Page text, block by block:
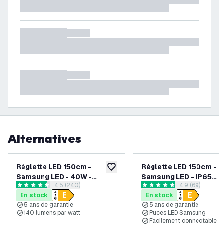
Alternatives
ajouter à la liste de souhaits
Réglette LED 150cm -
Samsung LED - 40W -
6500K - 5 ans de garantie
ouvrir le tiroir des avis
4.5 étoiles de notation
4.5 (240)
En stock
5 ans de garantie
140 lumens par watt
Réglette LED 150cm -
Samsung LED - IP65
Étanche - 48W -
130 lm/W -
ans de garantie
ouvrir le
4.9 étoiles de notation
4.9 (69)
En stock
5 ans de garantie
Puces LED Samsung
Facilement connectable